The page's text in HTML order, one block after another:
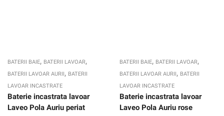
BATERII BAIE, BATERII LAVOAR,
BATERII LAVOAR AURII , BATERII
LAVOAR INCASTRATE
Baterie incastrata lavoar
Laveo Pola Auriu periat
BATERII BAIE, BATERII LAVOAR,
BATERII LAVOAR AURII , BATERII
LAVOAR INCASTRATE
Baterie incastrata lavoar
Laveo Pola Auriu rose